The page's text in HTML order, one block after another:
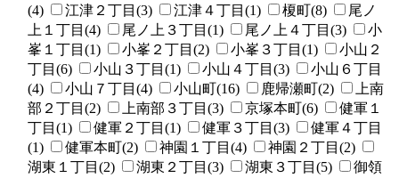
(4)
江津２丁目(3) 江津４丁目(1) 榎町(8)
尾ノ
上１丁目(4)
尾ノ上３丁目(1) 尾ノ上４丁目(3)
小
峯１丁目(1)
小峯２丁目(2) 小峯３丁目(1)
小山２
丁目(6)
小山３丁目(1) 小山４丁目(3)
小山６丁目
(4)
小山７丁目(4) 小山町(16) 鹿帰瀬町(2)
上南
部２丁目(2)
上南部３丁目(3) 京塚本町(6)
健軍１
丁目(1)
健軍２丁目(1) 健軍３丁目(3)
健軍４丁目
(1)
健軍本町(2) 神園１丁目(4)
神園２丁目(2)
湖東１丁目(2)
湖東２丁目(3) 湖東３丁目(5)
御領